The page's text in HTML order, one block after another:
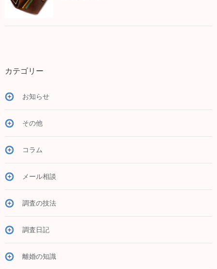
カテゴリー
お知らせ
その他
コラム
メール相談
調査の技法
調査日記
離婚の知識